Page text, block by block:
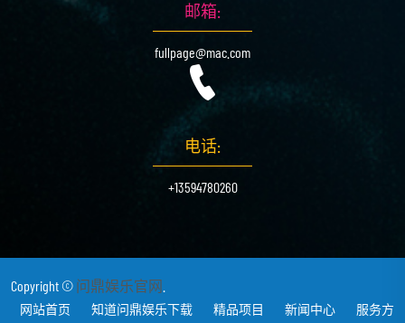
邮箱:
fullpage@mac.com
电话:
+13594780260
Copyright © 问鼎娱乐官网
网站首页 知道问鼎娱乐下载 精品项目 新闻中心 服务方